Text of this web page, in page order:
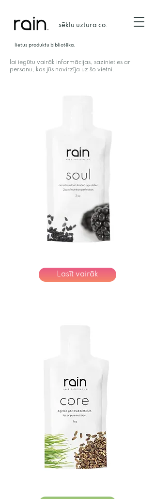
sēklu uztura co.
lietus produktu bibliotēka.
lai iegūtu vairāk informācijas, sazinieties ar
personu, kas jūs novirzīja uz šo vietni.
Lasīt vairāk